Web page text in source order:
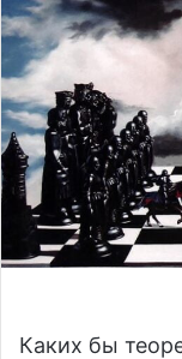
Каких бы